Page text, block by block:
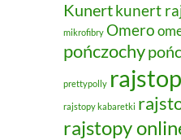
Kunertkunert
mikrofibry Omero
pończochy
prettypolly
rajstopy kabaretki
rajstopy